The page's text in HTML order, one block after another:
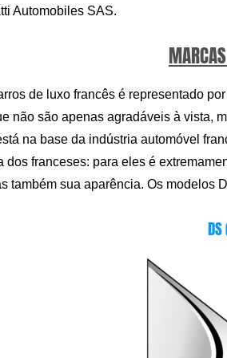
Automobiles SAS.
de luxo francês é representado
não são apenas agradáveis ​​à vista,
na base da indústria automóvel
dos franceses: para eles é
também sua aparência. Os modelos